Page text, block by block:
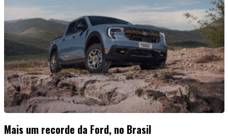
04 • AGOSTO • 2025
Destaques